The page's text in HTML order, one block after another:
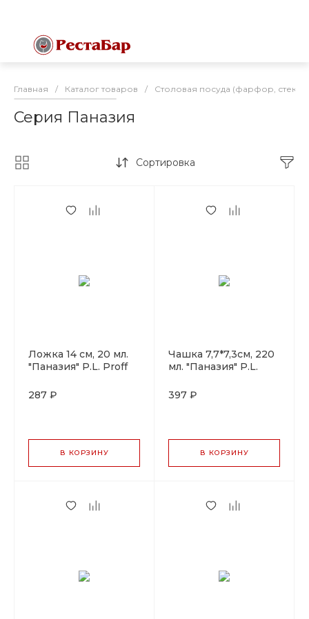
Главная / Каталог товаров / Столовая посуда (фарфор,
Серия Паназия
Сортировка
Ложка 14 см, 20 мл.
"Паназия" P.L. Proff
287 ₽
В КОРЗИНУ
Чашка 7,7*7,3см, 220
мл. "Паназия" P.L.
397 ₽
В КОРЗИНУ